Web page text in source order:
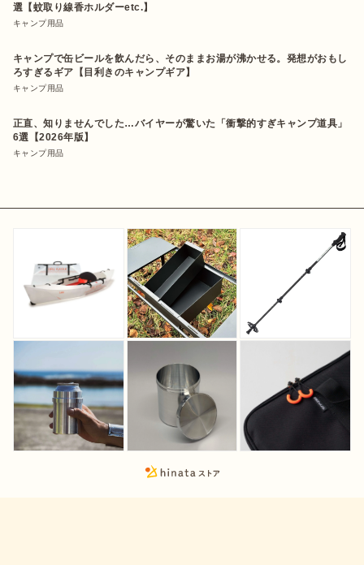
選【蚊取り線香ホルダーetc.】
キャンプ用品
キャンプで缶ビールを飲んだら、そのままお湯が沸かせる。発想がおもし
ろすぎるギア【目利きのキャンプギア】
キャンプ用品
正直、知りませんでした…バイヤーが驚いた「衝撃的すぎキャンプ道具」
6選【2026年版】
キャンプ用品